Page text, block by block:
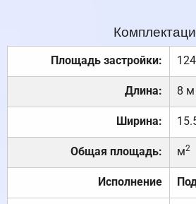
Площадь застройки:
Длина: 8 м
Ширина:
Общая площадь: м2
Исполнение